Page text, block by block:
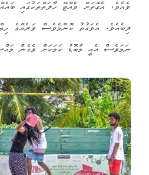
ވެއެވެ. އެގޮތަށް ވެއްޓޭ ހާލަތްތަކުގައި
ލިބެއެވެ. އެވަގުތު ކޮންމެވެސް ވަރެއްގެ
ނަމަވެސް އެއީ މާބޮޑު ކަމަކަށް ވެގެން